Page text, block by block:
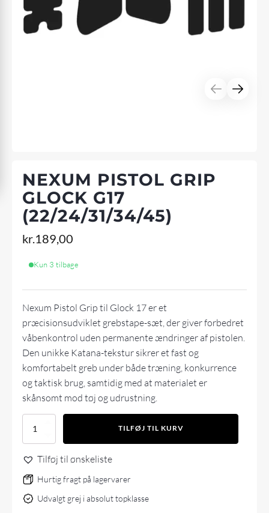
NEXUM PISTOL GRIP
GLOCK G17
(22/24/31/34/45)
kr.189,00
Kun 3 tilbage
Nexum Pistol Grip til Glock 17 er et
præcisionsudviklet grebstape-sæt, der giver forbedret
våbenkontrol uden permanente ændringer af pistolen.
Den unikke Katana-tekstur sikrer et fast og
komfortabelt greb under både træning, konkurrence
og taktisk brug, samtidig med at materialet er
skånsomt mod tøj og udrustning.
Nexum
Grip
Glock
(22/24/31/34/45)
antal
TILFØJ TIL KURV
Tilføj til ønskeliste
Hurtig fragt på lagervarer
Udvalgt grej i absolut topklasse